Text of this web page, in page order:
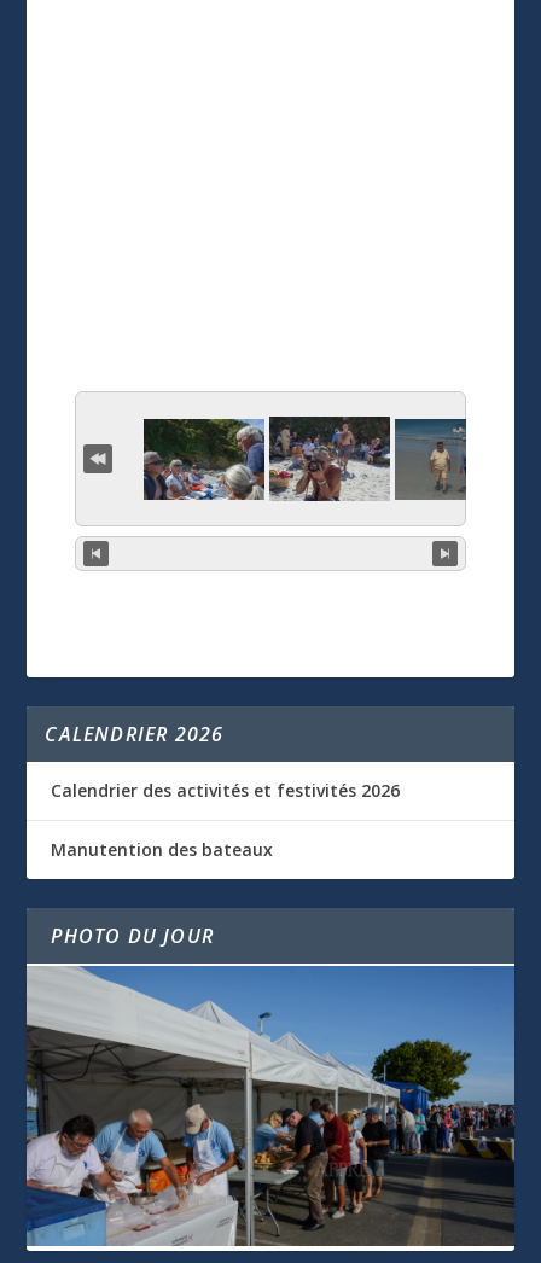
CALENDRIER 2026
Calendrier des activités et festivités 2026
Manutention des bateaux
PHOTO DU JOUR